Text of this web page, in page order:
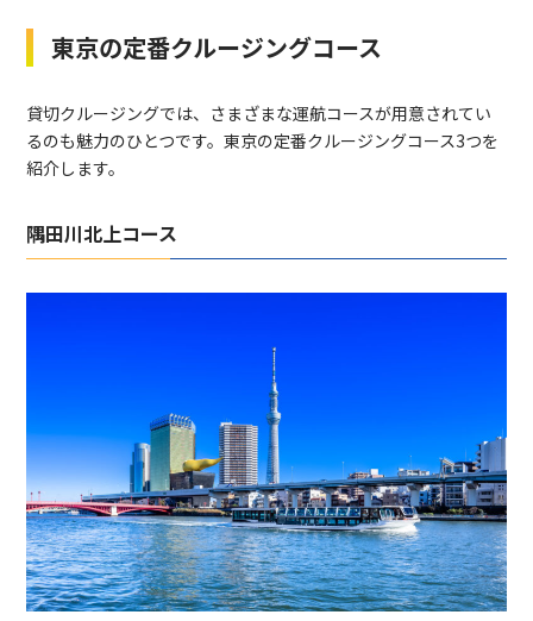
東京の定番クルージングコース
貸切クルージングでは、さまざまな運航コースが用意されてい
るのも魅力のひとつです。東京の定番クルージングコース3つを
紹介します。
隅田川北上コース